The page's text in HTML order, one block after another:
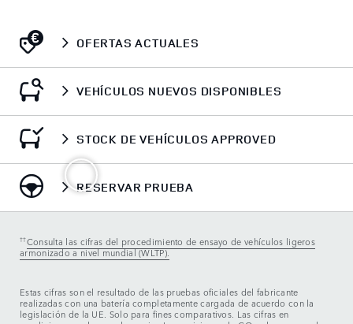
OFERTAS ACTUALES
VEHÍCULOS NUEVOS DISPONIBLES
STOCK DE VEHÍCULOS APPROVED
RESERVAR PRUEBA
††Consulta las cifras del procedimiento de ensayo de vehículos ligeros
armonizado a nivel mundial (WLTP).
Estas cifras son el resultado de las pruebas oficiales del fabricante
realizadas con una batería completamente cargada de acuerdo con la
legislación de la UE. Solo para fines comparativos. Las cifras en